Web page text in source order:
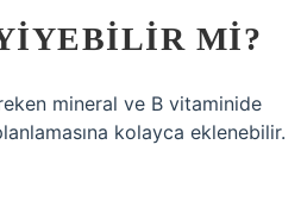
MI?
mineral ve B vitaminide
kolayca eklenebilir.